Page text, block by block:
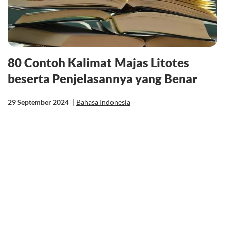
80 Contoh Kalimat Majas Litotes
beserta Penjelasannya yang Benar
29 September 2024 | Bahasa Indonesia